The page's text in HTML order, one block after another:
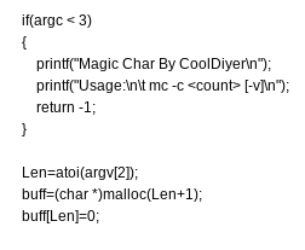
if(argc < 3)
{
printf("Magic Char By CoolDiyer\n");
printf("Usage:\n\t mc -c <count> [-v]\n");
return -1;
}
Len=atoi(argv[2]);
buff=(char *)malloc(Len+1);
buff[Len]=0;